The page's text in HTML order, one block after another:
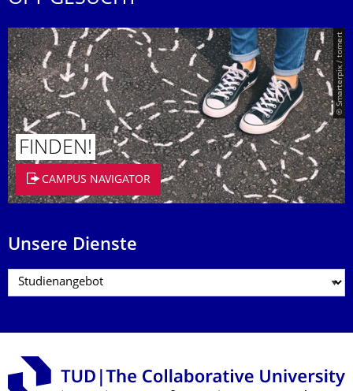
© Smarterpix / tomert
FINDEN!
CAMPUS NAVIGATOR
Unsere Dienste